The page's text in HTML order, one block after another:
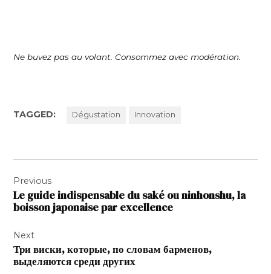
Ne buvez pas au volant. Consommez avec modération.
TAGGED: Dégustation Innovation
de
l’article
Previous
Le guide indispensable du saké ou ninhonshu, la
boisson japonaise par excellence
Next
Три виски, которые, по словам барменов,
выделяются среди других